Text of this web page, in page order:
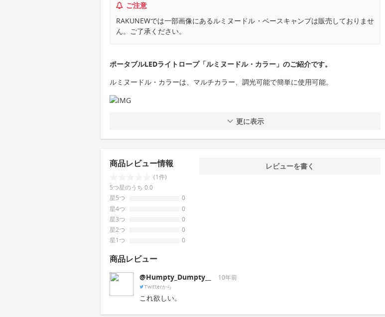
ご注意
RAKUNEWでは一部画像にあるルミヌードル・ベースキャンプは販売しておりませ
ん。ご了承ください。
ポータブルLEDライトロープ「ルミヌードル・カラー」のご紹介です。
ルミヌードル・カラーは、マルチカラー、調光可能で簡単に使用可能。
更に表示
商品レビュー情報
(1件)
5つ星のうち 0.0
星5つ
0
星4つ
0
星3つ
0
星2つ
0
星1つ
0
レビューを書く
商品レビュー
@Humpty_Dumpty__ 10年前
Twitterから
これ欲しい。